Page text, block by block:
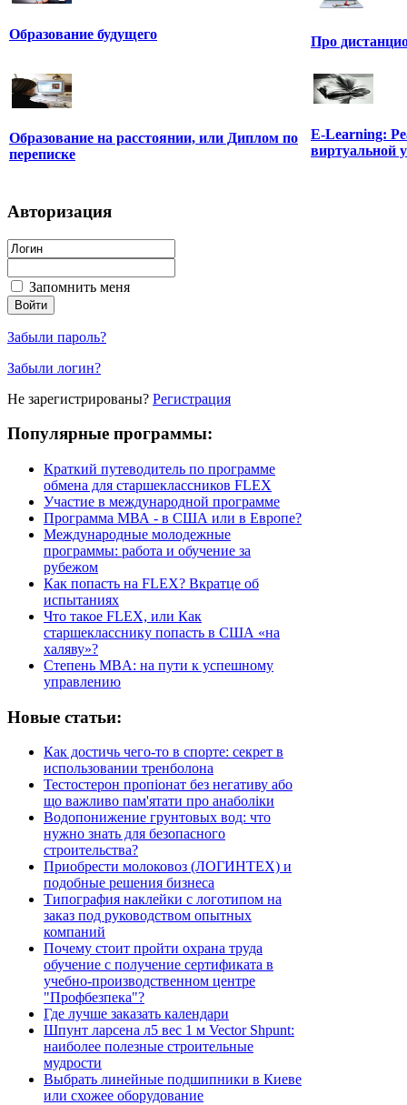
Образование будущего Про
Образование на расстоянии, или Диплом по
переписке
E-Learning:
виртуальной
Авторизация
Запомнить меня
Забыли пароль?
Забыли логин?
Не зарегистрированы? Регистрация
Популярные программы:
Краткий путеводитель по программе
обмена для старшеклассников FLEX
Участие в международной программе
Программа МВА - в США или в Европе?
Международные молодежные
программы: работа и обучение за
рубежом
Как попасть на FLEX? Вкратце об
испытаниях
Что такое FLEX, или Как
старшекласснику попасть в США «на
халяву»?
Степень MBA: на пути к успешному
управлению
Новые статьи:
Как достичь чего-то в спорте: секрет в
использовании тренболона
Тестостерон пропіонат без негативу або
що важливо пам'ятати про анаболіки
Водопонижение грунтовых вод: что
нужно знать для безопасного
строительства?
Приобрести молоковоз (ЛОГИНТЕХ) и
подобные решения бизнеса
Типография наклейки с логотипом на
заказ под руководством опытных
компаний
Почему стоит пройти охрана труда
обучение с получение сертификата в
учебно-производственном центре
"Профбезпека"?
Где лучше заказать календари
Шпунт ларсена л5 вес 1 м Vector Shpunt:
наиболее полезные строительные
мудрости
Выбрать линейные подшипники в Киеве
или схожее оборудование